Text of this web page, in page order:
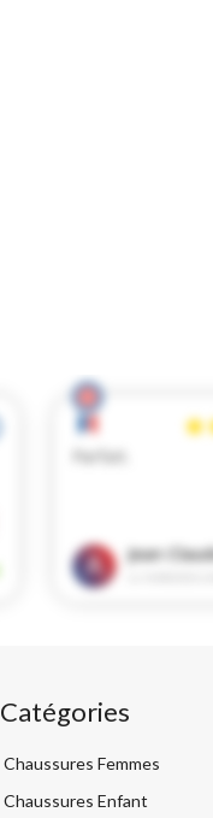
Catégories
Chaussures Femmes
Chaussures Enfant